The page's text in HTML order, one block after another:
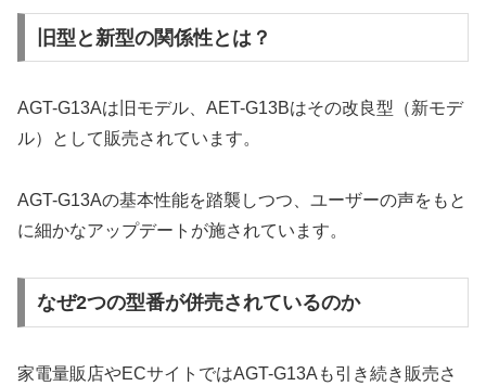
旧型と新型の関係性とは？
AGT-G13Aは旧モデル、AET-G13Bはその改良型（新モデ
ル）として販売されています。
AGT-G13Aの基本性能を踏襲しつつ、ユーザーの声をもと
に細かなアップデートが施されています。
なぜ2つの型番が併売されているのか
家電量販店やECサイトではAGT-G13Aも引き続き販売さ